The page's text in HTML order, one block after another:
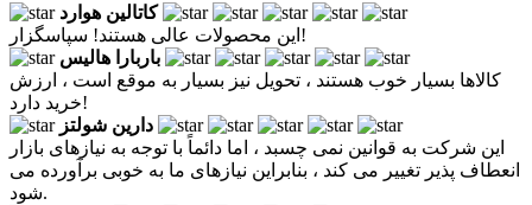
کاتالین هوارد
این محصولات عالی هستند! سپاسگزار!
باربارا هالیس
کالاها بسیار خوب هستند ، تحویل نیز بسیار به موقع است ، ارزش
خرید دارد!
دارین شولتز
این شرکت به قوانین نمی چسبد ، اما دائماً با توجه به نیازهای بازار
انعطاف پذیر تغییر می کند ، بنابراین نیازهای ما به خوبی برآورده می
شود.